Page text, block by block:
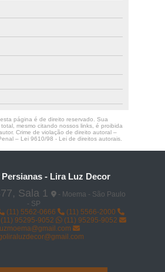
preço Zona Sul
beaulieu astral Zona Leste
página é de direito reservado. Sua
mesmo citando nossos links, é proibida
Crime de violação de direito autoral –
– Lei 9610/98 - Lei de direitos autorais.
- Lira Luz Decor
Sala 1
- Moema - São Paulo
- SP
(11) 5562-0666
(11) 5566-2000
95295-9052
(11) 95295-9052